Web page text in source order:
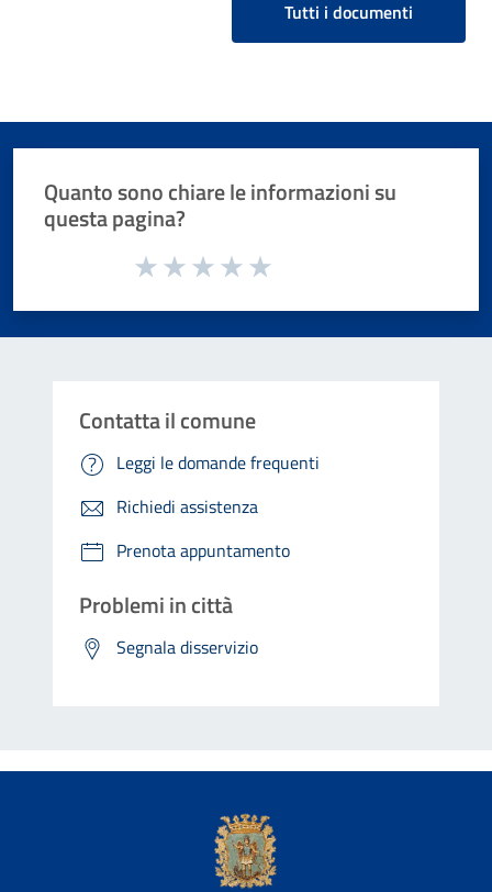
Tutti i documenti
Quanto sono chiare le informazioni su
questa pagina?
Valuta da 1 a 5 stelle la pagina
Contatta il comune
Leggi le domande frequenti
Richiedi assistenza
Prenota appuntamento
Problemi in città
Segnala disservizio